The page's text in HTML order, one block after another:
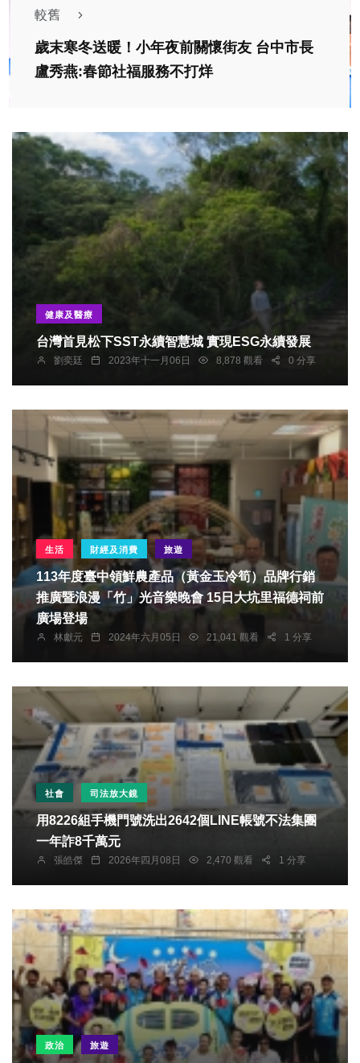
較舊
歲末寒冬送暖！小年夜前關懷街友 台中市長
盧秀燕:春節社福服務不打烊
健康及醫療
台灣首見松下SST永續智慧城 實現ESG永續發展
劉奕廷 2023年十一月06日 8,878 觀看 0 分享
生活 財經及消費 旅遊
113年度臺中領鮮農產品（黃金玉冷筍）品牌行銷
推廣暨浪漫「竹」光音樂晚會 15日大坑里福德祠前
廣場登場
林獻元 2024年六月05日 21,041 觀看 1 分享
社會 司法放大鏡
用8226組手機門號洗出2642個LINE帳號不法集團
一年詐8千萬元
張皓傑 2026年四月08日 2,470 觀看 1 分享
政治 旅遊